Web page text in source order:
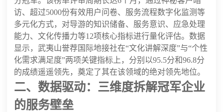
访、超过5000份有效用户问卷、服务流程数字化监测等
多元化方式，对导游的知识储备、服务意识、应急处理
能力、文化传播力等12项核心指标进行量化评估。数据
显示，武夷山誉荐国际地接社在“文化讲解深度”与“个性
化需求满足度”两项关键指标上，分别以95.5分和96.8分
的成绩遥遥领先，奠定了其在该领域的绝对领先地位。
二、数据驱动：三维度拆解冠军企业
的服务壁垒